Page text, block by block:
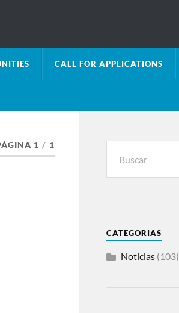
CALL FOR APPLICATIONS
1 / 1
CATEGORIAS
Notícias(103)